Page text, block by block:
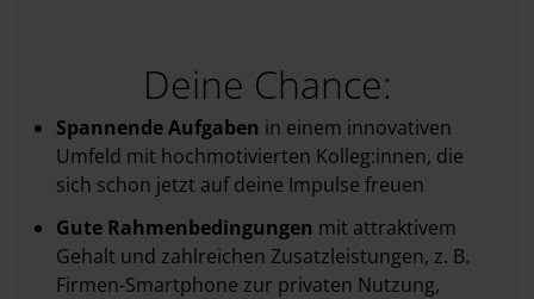
Deine Chance:
Spannende Aufgaben in einem innovativen
Umfeld mit hochmotivierten Kolleg:innen, die
sich schon jetzt auf deine Impulse freuen
Gute Rahmenbedingungen mit attraktivem
Gehalt und zahlreichen Zusatzleistungen, z. B.
Firmen-Smartphone zur privaten Nutzung,